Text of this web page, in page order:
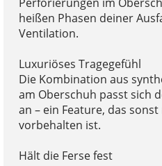
heißen Phasen deiner
Ventilation.
Luxuriöses Tragegefühl
Die Kombination aus
am Oberschuh passt sich
an – ein Feature, das
vorbehalten ist.
Hält die Ferse fest